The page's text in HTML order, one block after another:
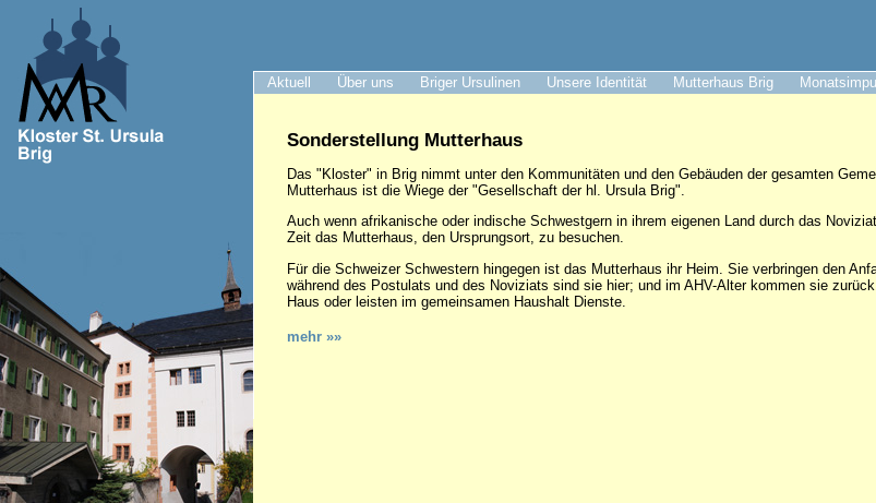
Aktuell Über uns Briger Ursulinen Unsere Identität Mutterhaus Brig
Sonderstellung Mutterhaus
Das "Kloster" in Brig nimmt unter den Kommunitäten und den Gebäuden der gesamten
Mutterhaus ist die Wiege der "Gesellschaft der hl. Ursula Brig".
Auch wenn afrikanische oder indische Schwestgern in ihrem eigenen Land durch das
Zeit das Mutterhaus, den Ursprungsort, zu besuchen.
Für die Schweizer Schwestern hingegen ist das Mutterhaus ihr Heim. Sie verbringen den
während des Postulats und des Noviziats sind sie hier; und im AHV-Alter kommen sie
Haus oder leisten im gemeinsamen Haushalt Dienste.
mehr »»